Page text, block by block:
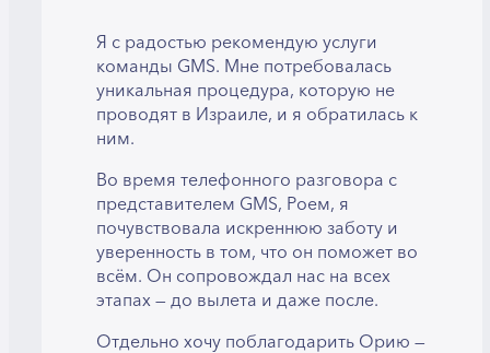
Я с радостью рекомендую услуги
команды GMS. Мне потребовалась
уникальная процедура, которую не
проводят в Израиле, и я обратилась к
ним.
Во время телефонного разговора с
представителем GMS, Роем, я
почувствовала искреннюю заботу и
уверенность в том, что он поможет во
всём. Он сопровождал нас на всех
этапах — до вылета и даже после.
Отдельно хочу поблагодарить Орию —